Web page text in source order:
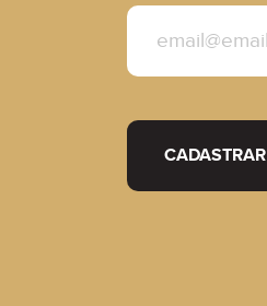
CADASTRAR